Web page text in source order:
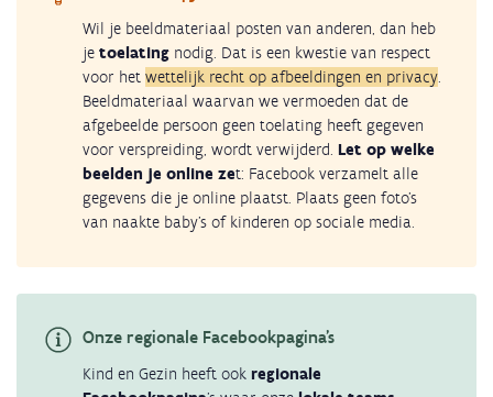
Wil je beeldmateriaal posten van anderen, dan heb
je toelating nodig. Dat is een kwestie van respect
voor het wettelijk recht op afbeeldingen en privacy.
Beeldmateriaal waarvan we vermoeden dat de
afgebeelde persoon geen toelating heeft gegeven
voor verspreiding, wordt verwijderd. Let op welke
beelden je online zet: Facebook verzamelt alle
gegevens die je online plaatst. Plaats geen foto's
van naakte baby's of kinderen op sociale media.
Onze regionale Facebookpagina’s
Kind en Gezin heeft ook regionale